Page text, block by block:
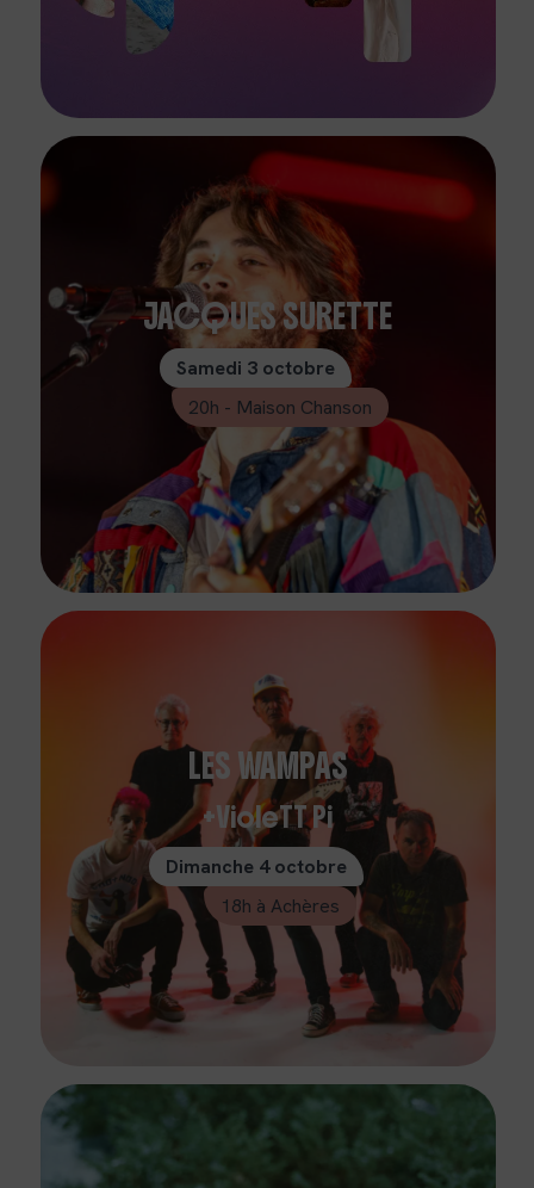
JACQUES SURETTE
Samedi 3 octobre
20h - Maison Chanson
LES WAMPAS
VioleTT Pi
Dimanche 4 octobre
18h à Achères